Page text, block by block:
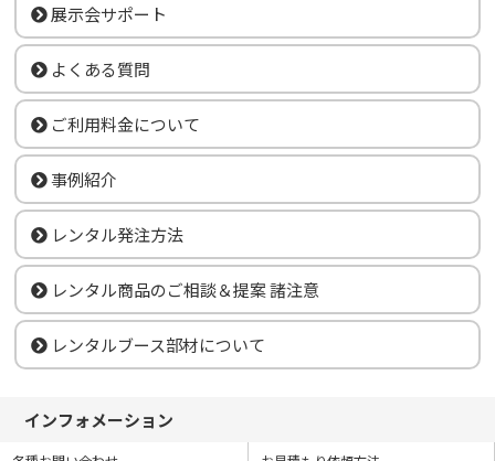
展示会サポート
よくある質問
ご利用料金について
事例紹介
レンタル発注方法
レンタル商品のご相談＆提案 諸注意
レンタルブース部材について
インフォメーション